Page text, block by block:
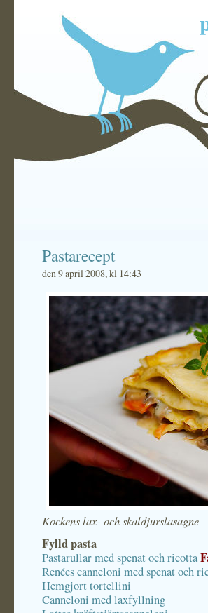
Pastarecept
den 9 april 2008, kl 14:43
Kockens lax- och skaldjurslasagne
Fylld pasta
Pastarullar med spenat och ricotta
Renées canneloni med spenat och
Hemgjort tortellini
Canneloni med laxfyllning